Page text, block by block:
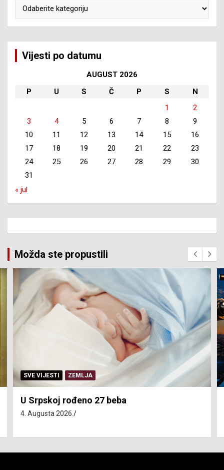
Vijesti po datumu
AUGUST 2026
P
U S Č P S
N
1
2
3
4 5 6 7 8
9
10
11 12 13 14 15
16
17
18 19 20 21 22
23
24
25 26 27 28 29
30
31
« jul
Možda ste propustili
SVE VIJESTI ZEMLJA
U Srpskoj rođeno 27 beba
4. Augusta 2026.